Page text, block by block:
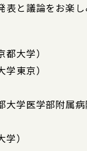
表と議論をお楽
大学）
東京）
学医学部附属病
）